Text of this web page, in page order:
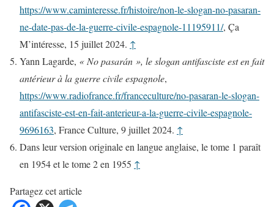
https://www.caminteresse.fr/histoire/non-le-slogan-no-pasaran-
ne-date-pas-de-la-guerre-civile-espagnole-11195911/, Ça
M’intéresse, 15 juillet 2024. ↑
Yann Lagarde, « No pasarán », le slogan antifasciste est en fait
antérieur à la guerre civile espagnole,
https://www.radiofrance.fr/franceculture/no-pasaran-le-slogan-
antifasciste-est-en-fait-anterieur-a-la-guerre-civile-espagnole-
9696163, France Culture, 9 juillet 2024. ↑
Dans leur version originale en langue anglaise, le tome 1 paraît
en 1954 et le tome 2 en 1955 ↑
Partagez cet article